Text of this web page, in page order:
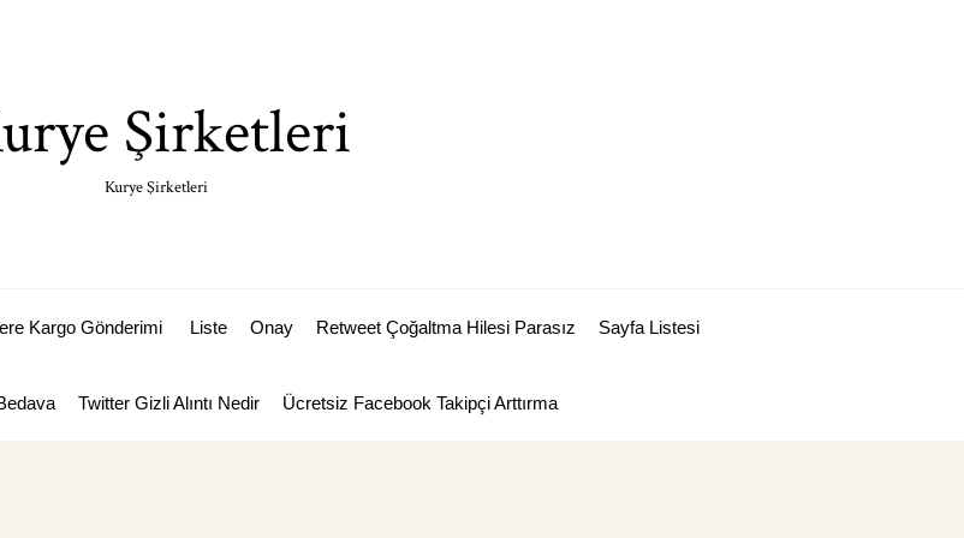
Şirketleri
Kurye Şirketleri
Kargo Gönderimi Liste Onay Retweet Çoğaltma Hilesi Parasız Sayfa Listesi
Twitter Gizli Alıntı Nedir Ücretsiz Facebook Takipçi Arttırma